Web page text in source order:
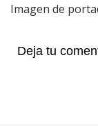
Imagen de
Deja tu